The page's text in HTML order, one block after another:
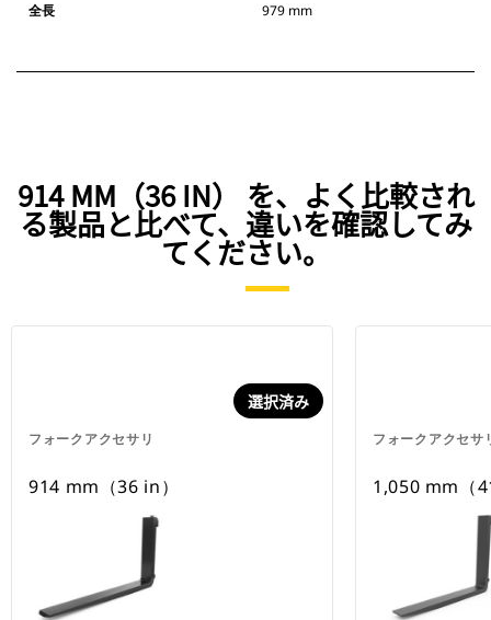
全長 979 mm
914 MM（36 IN） を、よく比較され
る製品と比べて、違いを確認してみ
てください。
フォークアクセサリ
選択済み
914 mm（36 in）
フォークアクセサ
1,050 mm（